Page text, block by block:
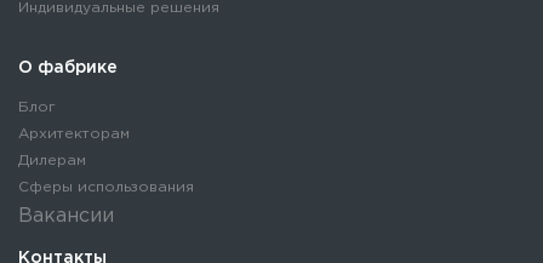
Контакты
Индивидуальные решения
О фабрике
Блог
Архитекторам
Дилерам
Сферы использования
Вакансии